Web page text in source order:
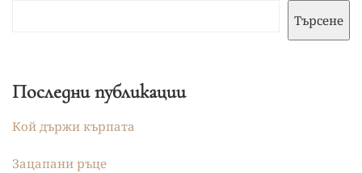
Търсене
Последни публикации
Кой държи кърпата
Зацапани ръце